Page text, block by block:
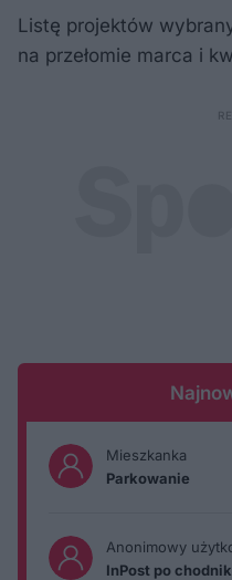
Listę projektów
na przełomie marca i
Mieszkanka
Parkowanie
Anonimowy
InPost po